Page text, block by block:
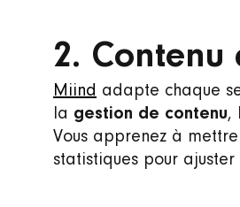
2.
Miind adapte chaque
la gestion de contenu,
Vous apprenez à
statistiques pour ajuster